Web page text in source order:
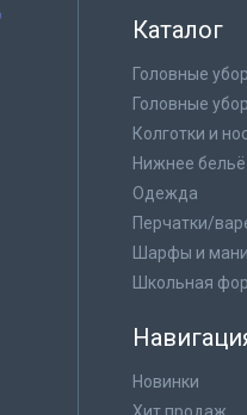
Каталог
Головные
Головные
Колготки и
Нижнее бельё
Одежда
Перчатки/
Шарфы и
Школьная
Новинки